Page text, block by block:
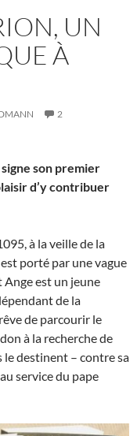
UN
À
2
son premier
d’y contribuer
à la veille de la
porté par une vague
Ange est un jeune
de la
de parcourir le
à la recherche de
le destinent – contre sa
service du pape